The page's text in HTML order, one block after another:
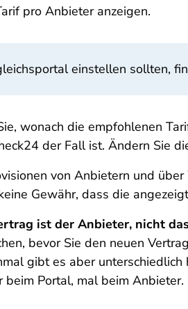
pro Anbieter anzeigen.
einstellen sollten,
wonach die empfohlenen
der Fall ist. Ändern Sie
von Anbietern und
Gewähr, dass die
ist der Anbieter, nicht
bevor Sie den neuen
gibt es aber
Portal, mal beim Anbieter.